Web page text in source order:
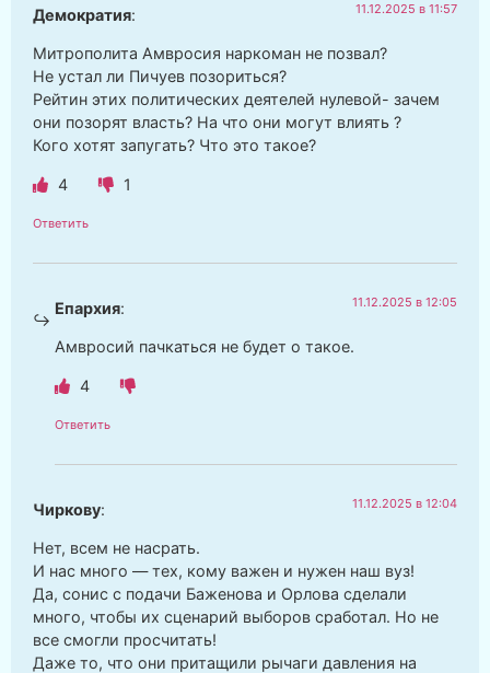
Демократия: 11.12.2025 в 11:57
Митрополита Амвросия наркоман не позвал?
Не устал ли Пичуев позориться?
Рейтин этих политических деятелей нулевой- зачем
они позорят власть? На что они могут влиять ?
Кого хотят запугать? Что это такое?
4 1
Ответить
Епархия: 11.12.2025 в 12:05
Амвросий пачкаться не будет о такое.
4
Ответить
Чиркову: 11.12.2025 в 12:04
Нет, всем не насрать.
И нас много — тех, кому важен и нужен наш вуз!
Да, сонис с подачи Баженова и Орлова сделали
много, чтобы их сценарий выборов сработал. Но не
все смогли просчитать!
Даже то, что они притащили рычаги давления на